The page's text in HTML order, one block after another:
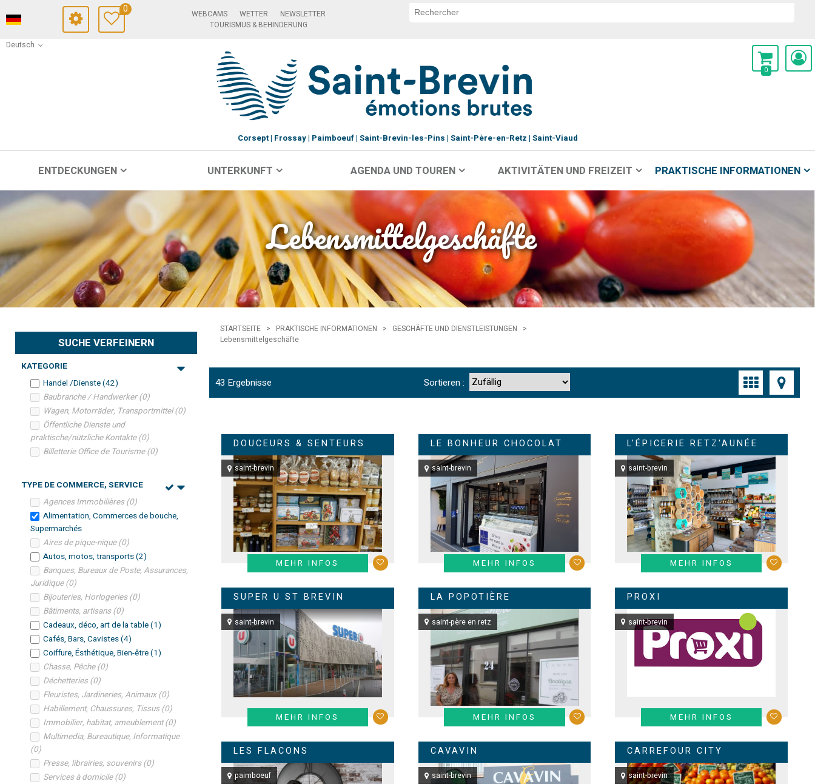
Deutsch
0 WEBCAMS WETTER
NEWSLETTER
TOURISMUS & BEHINDERUNG
0
Corsept Frossay Paimboeuf Saint-Brevin-les-Pins Saint-Père-en-Retz Saint-Viaud
ENTDECKUNGEN UNTERKUNFT AGENDA UND TOUREN AKTIVITÄTEN UND FREIZEIT PRAKTISCHE INFORMATIONEN
SUCHE VERFEINERN
KATEGORIE
Handel /Dienste(42)
Baubranche / Handwerker(0)
Wagen, Motorräder, Transportmittel(0)
Öffentliche Dienste und
praktische/nützliche Kontakte(0)
Billetterie Office de Tourisme(0)
TYPE DE COMMERCE, SERVICE
Agences Immobilières(0)
Alimentation, Commerces de bouche,
Supermarchés
Aires de pique-nique(0)
Autos, motos, transports(2)
Banques, Bureaux de Poste, Assurances,
Juridique(0)
Bijouteries, Horlogeries(0)
Bâtiments, artisans(0)
Cadeaux, déco, art de la table(1)
Cafés, Bars, Cavistes(4)
Coiffure, Ésthétique, Bien-être(1)
Chasse, Pêche(0)
Déchetteries(0)
Fleuristes, Jardineries, Animaux(0)
Habillement, Chaussures, Tissus(0)
Immobilier, habitat, ameublement(0)
Multimedia, Bureautique, Informatique
(0)
Presse, librairies, souvenirs(0)
Services à domicile(0)
STARTSEITE > PRAKTISCHE INFORMATIONEN > GESCHÄFTE UND DIENSTLEISTUNGEN
>
Lebensmittelgeschäfte
Lebensmittelgeschäfte
43 Ergebnisse Sortieren :
DOUCEURS & SENTEURS
saint-brevin
MEHR INFOS
LE BONHEUR CHOCOLAT
saint-brevin
MEHR INFOS
L'ÉPICERIE RETZ'AUNÉE
saint-brevin
MEHR INFOS
SUPER U ST BREVIN
saint-brevin
MEHR INFOS
LA POPOTIÈRE
saint-père en retz
MEHR INFOS
PROXI
saint-brevin
MEHR INFOS
LES FLACONS
paimboeuf
CAVAVIN
saint-brevin
CARREFOUR CITY
saint-brevin